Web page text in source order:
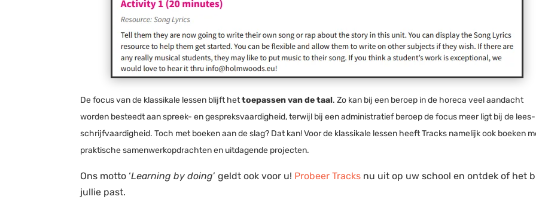
De focus van de klassikale lessen blijft hettoepassen van de taal. Zo kan bij een beroep in de horeca veel aandacht
worden besteedt aan spreek- en gespreksvaardigheid, terwijl bij een administratief beroep de focus meer ligt bij de
schrijfvaardigheid. Toch met boeken aan de slag? Dat kan! Voor de klassikale lessen heeft Tracks namelijk ook boeken
praktische samenwerkopdrachten en uitdagende projecten.
Ons motto ‘Learning by doing’ geldt ook voor u! Probeer Tracks nu uit op uw school en ontdek of het
jullie past.